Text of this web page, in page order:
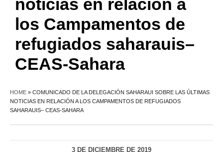
noticias en relación a
los Campamentos de
refugiados saharauis–
CEAS-Sahara
HOME » COMUNICADO DE LA DELEGACIÓN SAHARAUI SOBRE LAS ÚLTIMAS
NOTICIAS EN RELACIÓN A LOS CAMPAMENTOS DE REFUGIADOS
SAHARAUIS– CEAS-SAHARA
3 DE DICIEMBRE DE 2019